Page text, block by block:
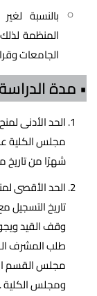
بالنسبة
المنظمة
الجامعات
• مدة
الحد الأدنى
مجلس الكلية
شهرًا من
الحد الأقصى
تاريخ التسجيل
وقف القيد
طلب المشرف
مجلس القسم
ومجلس الكلية .